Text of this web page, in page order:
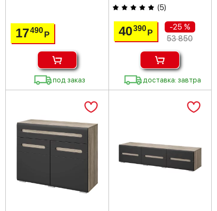
17490Р
под заказ
(5)
40390 Р
-25 %
53 850
доставка: завтра